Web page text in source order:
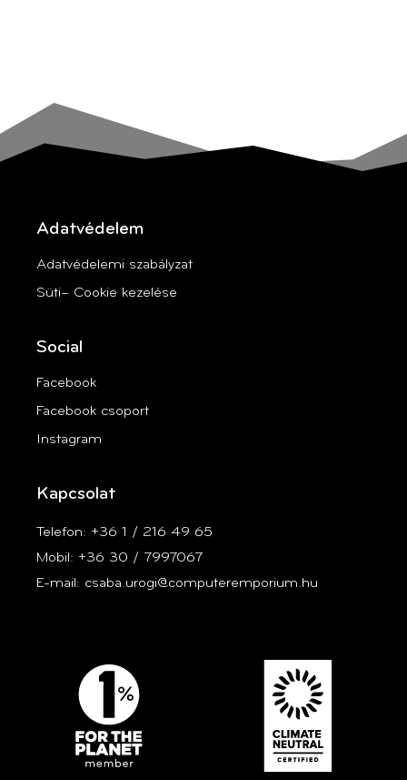
Adatvédelem
Adatvédelemi szabályzat
Süti– Cookie kezelése
Social
Facebook
Facebook csoport
Instagram
Kapcsolat
Telefon: +36 1 / 216 49 65
Mobil: +36 30 / 7997067
E-mail: csaba.urogi@computeremporium.hu